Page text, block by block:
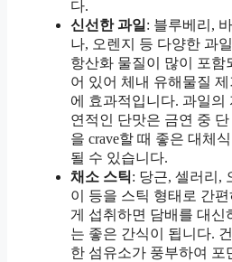
다.
신선한 과일 : 블루베리,
나, 오렌지 등 다양한 과
항산화 물질이 많이 포함
어 있어 체내 유해물질 제
에 효과적입니다. 과일의
연적인 단맛은 금연 중 단
을 crave할 때 좋은 대체식
될 수 있습니다.
채소 스틱: 당근, 셀러리,
이 등을 스틱 형태로 간
게 섭취하면 담배를 대신
는 좋은 간식이 됩니다.
한 섬유소가 풍부하여 포